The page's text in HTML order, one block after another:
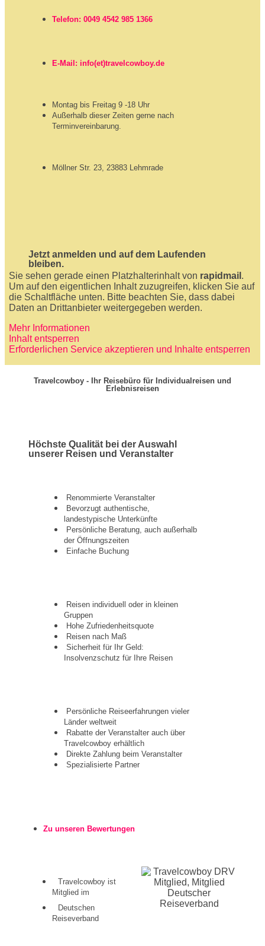
Telefon: 0049 4542 985 1366
E-Mail: info(et)travelcowboy.de
Montag bis Freitag 9 -18 Uhr
Außerhalb dieser Zeiten gerne nach
Terminvereinbarung.
Möllner Str. 23, 23883 Lehmrade
Jetzt anmelden und auf dem Laufenden
bleiben.
Sie sehen gerade einen Platzhalterinhalt von rapidmail .
Um auf den eigentlichen Inhalt zuzugreifen, klicken Sie auf
die Schaltfläche unten. Bitte beachten Sie, dass dabei
Daten an Drittanbieter weitergegeben werden.
Mehr Informationen
Inhalt entsperren
Erforderlichen Service akzeptieren und Inhalte entsperren
Travelcowboy - Ihr Reisebüro für Individualreisen und
Erlebnisreisen
Höchste Qualität bei der Auswahl
unserer Reisen und Veranstalter
Renommierte Veranstalter
Bevorzugt authentische,
landestypische Unterkünfte
Persönliche Beratung, auch außerhalb
der Öffnungszeiten
Einfache Buchung
Reisen individuell oder in kleinen
Gruppen
Hohe Zufriedenheitsquote
Reisen nach Maß
Sicherheit für Ihr Geld:
Insolvenzschutz für Ihre Reisen
Persönliche Reiseerfahrungen vieler
Länder weltweit
Rabatte der Veranstalter auch über
Travelcowboy erhältlich
Direkte Zahlung beim Veranstalter
Spezialisierte Partner
Zu unseren Bewertungen
Travelcowboy ist
Mitglied im
Deutschen
Reiseverband